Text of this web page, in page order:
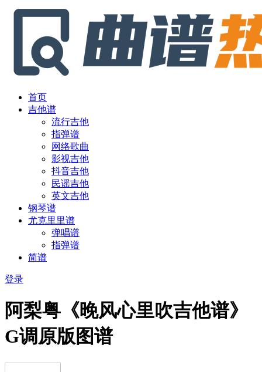
首页
吉他谱
流行吉他
指弹谱
网络歌曲
影视吉他
抖音吉他
民谣吉他
英文吉他
钢琴谱
尤克里里谱
弹唱谱
指弹谱
简谱
登录
阿梨粤《晚风心里吹吉他谱》
G调原版图谱